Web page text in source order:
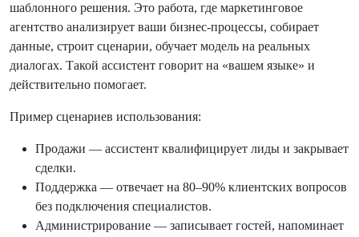
шаблонного решения. Это работа, где маркетинговое
агентство анализирует ваши бизнес-процессы, собирает
данные, строит сценарии, обучает модель на реальных
диалогах. Такой ассистент говорит на «вашем языке» и
действительно помогает.
Пример сценариев использования:
Продажи — ассистент квалифицирует лиды и закрывает
сделки.
Поддержка — отвечает на 80–90% клиентских вопросов
без подключения специалистов.
Администрирование — записывает гостей, напоминает